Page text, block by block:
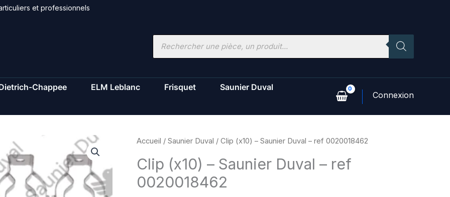
et professionnels
Recherche
Chappee ELM Leblanc Frisquet Saunier Duval
Accueil / Saunier Duval / Clip (x10) – Saunier Duval – ref 0020018462
Clip (x10) – Saunier Duval – ref
0020018462
quantité
Clip
(x10)